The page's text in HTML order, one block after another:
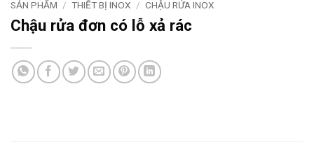
SẢN PHẨM / THIẾT BỊ INOX / CHẬU RỬA INOX
Chậu rửa đơn có lỗ xả rác